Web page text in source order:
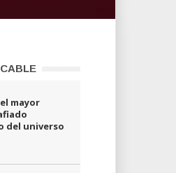
mayor
del universo